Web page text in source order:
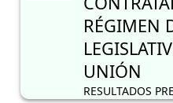
POSTULANTES
PROCESO DE